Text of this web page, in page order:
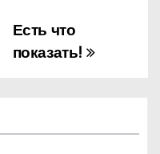
Есть что
показать!